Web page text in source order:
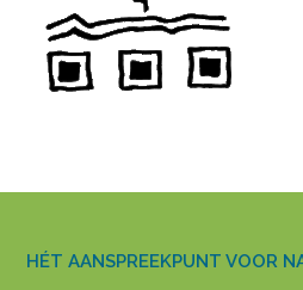
HÉT AANSPREEKPUNT VOOR